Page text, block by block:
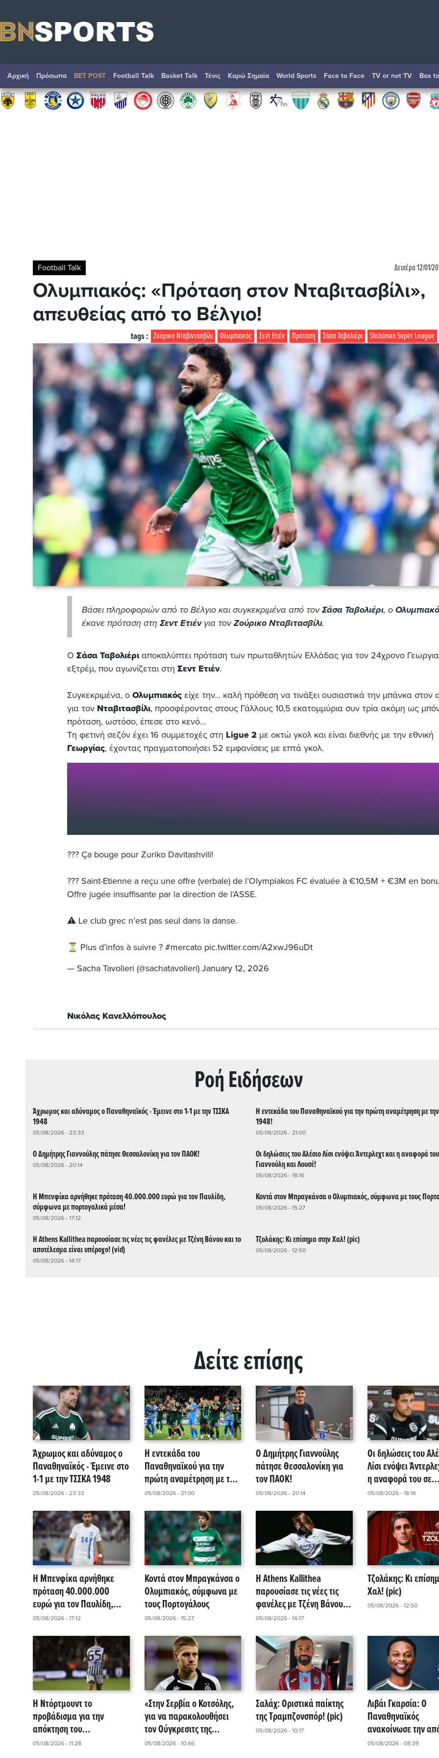
Αρχική Πρόσωπα BET POST Football Talk Basket Talk Τένις Καρώ Σημαία World Sports Face to Face TV or not TV Box
Football Talk Δευτέρα 12/01/
Ολυμπιακός: «Πρόταση στον Νταβιτασβίλι»,
απευθείας από το Βέλγιο!
Stoiximan Super League
Σάσα Ταβολιέρι
Πρόταση
Σεντ Ετιέν
Ολυμπιακός
Ζούρικο Νταβιντασβίλι
tags :
Βάσει πληροφοριών από το Βέλγιο και συγκεκριμένα από τονΣάσα Ταβολιέρι, ο
έκανε πρόταση στη Σεντ Ετιένγια τονΖούρικο Νταβιτασβίλι.
Ο Σάσα Ταβολιέρι αποκαλύπτει πρόταση των πρωταθλητών Ελλάδας για τον 24χρονο
εξτρέμ, που αγωνίζεται στη Σεντ Ετιέν.
Συγκεκριμένα, ο Ολυμπιακός είχε την... καλή πρόθεση να τινάξει ουσιαστικά την μπάνκα στον
για τον Νταβιτασβίλι, προσφέροντας στους Γάλλους 10,5 εκατομμύρια συν τρία ακόμη ως
πρόταση, ωστόσο, έπεσε στο κενό...
Τη φετινή σεζόν έχει 16 συμμετοχές στη Ligue 2 με οκτώ γκολ και είναι διεθνής με την εθνική
Γεωργίας, έχοντας πραγματοποιήσει 52 εμφανίσεις με επτά γκολ.
??? Ça bouge pour Zuriko Davitashvili!
??? Saint-Etienne a reçu une offre (verbale) de l’Olympiakos FC évaluée à €10,5M + €3M en
Offre jugée insuffisante par la direction de l’ASSE.
⚠️ Le club grec n’est pas seul dans la danse.
⏳ Plus d’infos à suivre ? #mercato pic.twitter.com/A2xwJ96uDt
— Sacha Tavolieri (@sachatavolieri) January 12, 2026
Νικόλας Κανελλόπουλος
Ρoή Ειδήσεων
Άχρωμος και αδύναμος ο Παναθηναϊκός - Έμεινε στο 1-1 με την ΤΣΣΚΑ
1948
05/08/2026 - 23:33
Η εντεκάδα του Παναθηναϊκού για την πρώτη αναμέτρηση με
1948!
05/08/2026 - 21:00
Ο Δημήτρης Γιαννούλης πάτησε Θεσσαλονίκη για τον ΠΑΟΚ!
05/08/2026 - 20:14
Οι δηλώσεις του Αλέσιο Λίσι ενόψει Άντερλεχτ και η αναφορά
Γιαννούλη και Λουσέ!
05/08/2026 - 18:16
Η Μπενφίκα αρνήθηκε πρόταση 40.000.000 ευρώ για τον Παυλίδη,
σύμφωνα με πορτογαλικά μέσα!
05/08/2026 - 17:12
Κοντά στον Μπραγκάνσα ο Ολυμπιακός, σύμφωνα με τους
05/08/2026 - 15:27
Η Athens Kallithea παρουσίασε τις νέες τις φανέλες με Τζένη Βάνου και το
αποτέλεσμα είναι υπέροχο! (vid)
05/08/2026 - 14:17
Τζολάκης: Κι επίσημα στην Χαλ! (pic)
05/08/2026 - 12:50
Δείτε επίσης
Άχρωμος και αδύναμος ο
Παναθηναϊκός - Έμεινε στο
1-1 με την ΤΣΣΚΑ 1948
05/08/2026 - 23:33
Η εντεκάδα του
Παναθηναϊκού για την
πρώτη αναμέτρηση με την
ΤΣΣΚΑ 1948!
05/08/2026 - 21:00
Ο Δημήτρης Γιαννούλης
πάτησε Θεσσαλονίκη για
τον ΠΑΟΚ!
05/08/2026 - 20:14
Οι δηλώσεις του
Λίσι ενόψει
η αναφορά του σε
Γιαννούλη και
05/08/2026 - 18:16
Η Μπενφίκα αρνήθηκε
πρόταση 40.000.000
ευρώ για τον Παυλίδη,
σύμφωνα με πορτογαλικά
05/08/2026 - 17:12
Κοντά στον Μπραγκάνσα ο
Ολυμπιακός, σύμφωνα με
τους Πορτογάλους
05/08/2026 - 15:27
Η Athens Kallithea
παρουσίασε τις νέες τις
φανέλες με Τζένη Βάνου
και το αποτέλεσμα είναι
05/08/2026 - 14:17
Τζολάκης: Κι
Χαλ! (pic)
05/08/2026 - 12:50
Η Ντόρτμουντ το
προβάδισμα για την
απόκτηση του
Κωνσταντέλια σύμφωνα
05/08/2026 - 11:28
«Στην Σερβία ο Κοτσόλης,
για να παρακολουθήσει
τον Ούγκρεσιτς της
Παρτιζάν»
05/08/2026 - 10:46
Σαλάχ: Οριστικά παίκτης
της Τραμπζονσπόρ! (pic)
05/08/2026 - 10:17
Λιβάι Γκαρσία: O
Παναθηναϊκός
ανακοίνωσε την
του (pic)
05/08/2026 - 08:39